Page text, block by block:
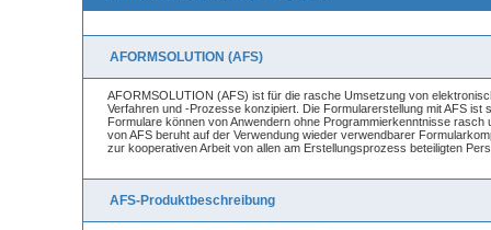
AFORMSOLUTION (AFS)
AFORMSOLUTION (AFS) ist für die rasche Umsetzung von
Verfahren und -Prozesse konzipiert. Die Formularerstellung mit AFS ist
Formulare können von Anwendern ohne Programmierkenntnisse rasch
von AFS beruht auf der Verwendung wieder verwendbarer
zur kooperativen Arbeit von allen am Erstellungsprozess beteiligten
AFS-Produktbeschreibung